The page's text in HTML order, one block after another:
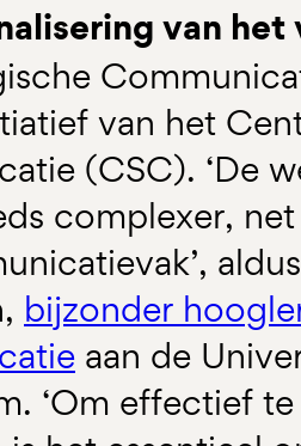
van het
van het
(CSC). ‘De
complexer, net
bijzonder
aan de
‘Om effectief